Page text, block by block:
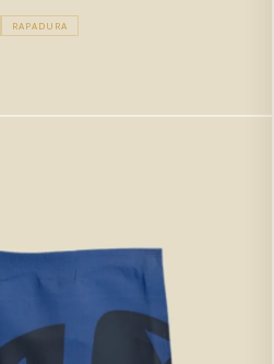
RAPADURA